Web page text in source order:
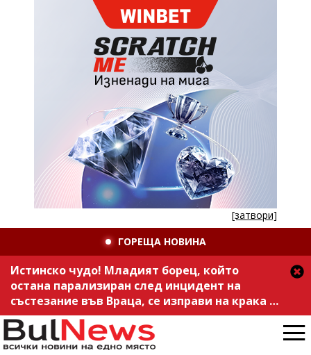
[затвори]
ГОРЕЩА НОВИНА
Истинско чудо! Младият борец, който
остана парализиран след инцидент на
състезание във Враца, се изправи на крака /
снимка/